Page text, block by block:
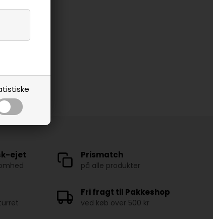
ejet Prismatch
på alle produkter
Fri fragt til Pakkeshop
ved køb over 500 kr